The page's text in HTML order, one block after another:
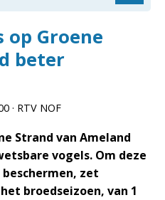
Groene
beter
· RTV NOF
Strand van Ameland
vogels. Om deze
zet
broedseizoen, van 1